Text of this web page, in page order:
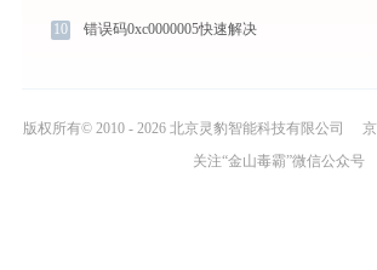
10 错误码0xc0000005快速解决
版权所有© 2010 - 2026 北京灵豹智能科技有限公司
关注“金山毒霸”微信公众号